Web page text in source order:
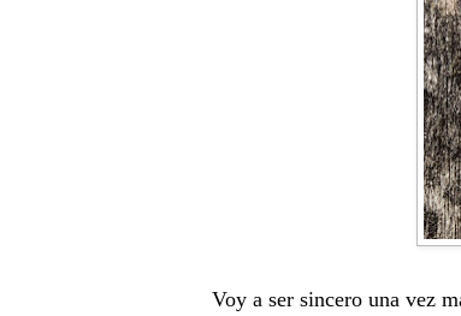
Voy a ser sincero una vez